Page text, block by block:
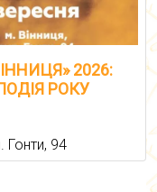
2026:
РОКУ
Гонти, 94